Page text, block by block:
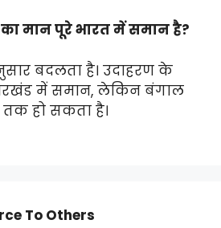
का मान पूरे भारत में समान है?
बदलता है। उदाहरण के
में समान, लेकिन बंगाल
हो सकता है।
To Others